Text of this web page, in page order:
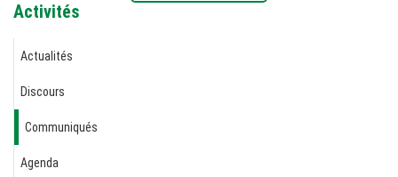
Activités
Actualités
Discours
Communiqués
Agenda